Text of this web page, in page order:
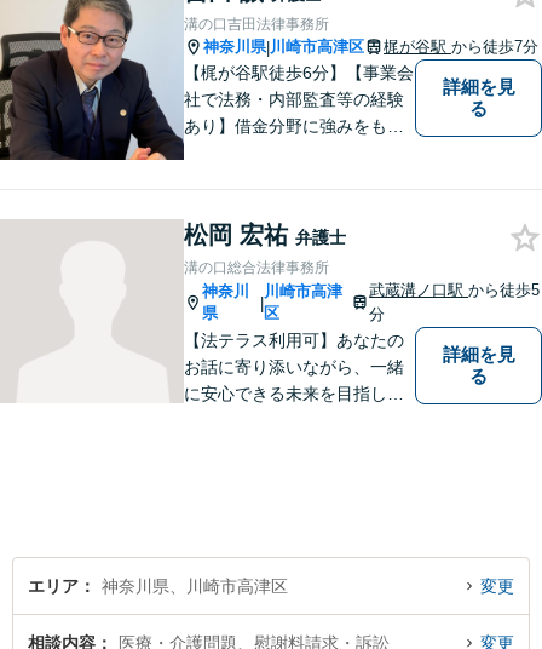
溝の口吉田法律事務所
神奈川県|川崎市高津区 梶が谷駅 から徒歩7分
【梶が谷駅徒歩6分】【事業会
社で法務・内部監査等の経験
あり】借金分野に強みをも
作りに尽力しています。【初
回無料相談】【東京・神奈川
エリア】
詳細を見
る
松岡 宏祐 弁護士
溝の口総合法律事務所
神奈川
県
|
川崎市高津
区
武蔵溝ノ口駅から徒歩5
分
【法テラス利用可】あなたの
お話に寄り添いながら、一緒
に安心できる未来を目指しま
口駅5分】【電話・メール・W
EB相談も対応】
詳細を見
る
エリア 神奈川県、川崎市高津区 変更
相談内容 医療・介護問題、慰謝料請求・訴訟 変更